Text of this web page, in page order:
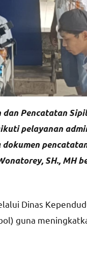
Pencatatan
pelayanan
SH., MH
Dinas
guna